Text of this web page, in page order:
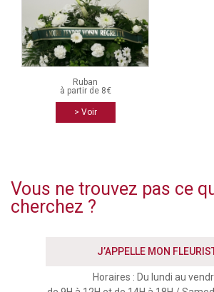
Ruban
à partir de 8€
> Voir
Vous ne trouvez pas ce
cherchez ?
J’APPELLE MON
Horaires : Du lundi au